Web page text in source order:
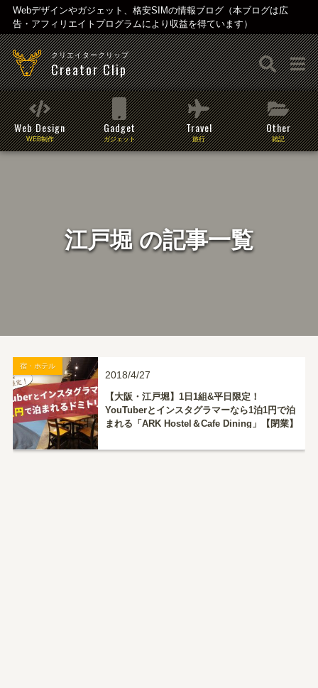
Webデザインやガジェット、格安SIMの情報ブログ（本ブログは広
告・アフィリエイトプログラムにより収益を得ています）
クリエイタークリップ
Creator Clip
Web Design
WEB制作
Gadget
ガジェット
Travel
旅行
Other
雑記
江戸堀 の記事一覧
宿・ホテル
2018/4/27
【大阪・江戸堀】1日1組&平日限定！
YouTuberとインスタグラマーなら1泊1円で泊
まれる「ARK Hostel＆Cafe Dining」【閉業】